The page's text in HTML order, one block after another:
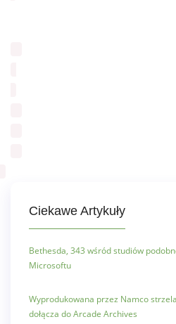
Ciekawe Artykuły
Bethesda, 343 wśród studiów
Microsoftu
Wyprodukowana przez Namco
dołącza do Arcade Archives